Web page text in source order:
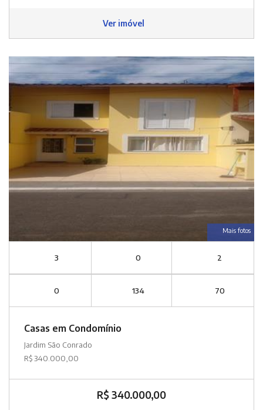
Ver imóvel
Mais fotos
3 0 2
0 134 70
Casas em Condomínio
Jardim São Conrado
R$ 340.000,00
R$ 340.000,00